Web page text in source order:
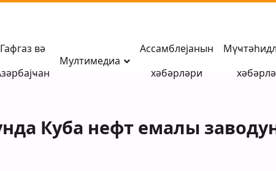
Гафгаз вә
Мултимедиа
Ассамблејанын
хәбәрләри
Куба нефт емалы